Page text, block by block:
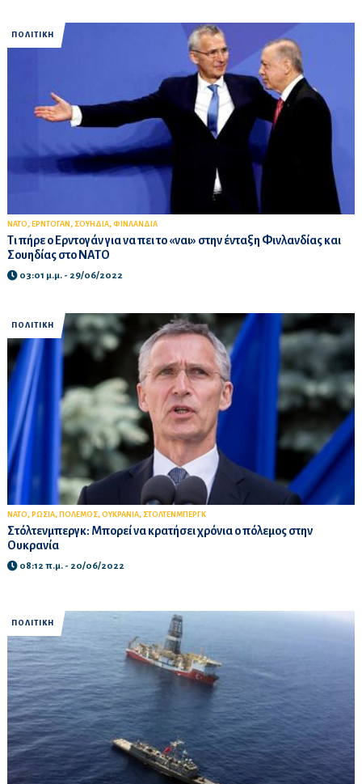
ΠΟΛΙΤΙΚΗ
ΝΑΤΟ, ΕΡΝΤΟΓΑΝ , ΣΟΥΗΔΙΑ, ΦΙΝΛΑΝΔΙΑ
Τι πήρε ο Ερντογάν για να πει το «ναι» στην ένταξη Φινλανδίας και
Σουηδίας στο ΝΑΤΟ
03:01 μ.μ. - 29/06/2022
ΠΟΛΙΤΙΚΗ
ΝΑΤΟ, ΡΩΣΙΑ, ΠΟΛΕΜΟΣ, ΟΥΚΡΑΝΙΑ, ΣΤΟΛΤΕΝΜΠΕΡΓΚ
Στόλτενμπεργκ: Μπορεί να κρατήσει χρόνια ο πόλεμος στην
Ουκρανία
08:12 π.μ. - 20/06/2022
ΠΟΛΙΤΙΚΗ